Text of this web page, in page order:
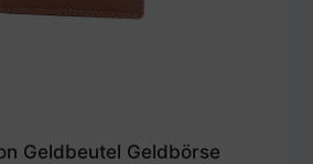
Geldbeutel Geldbörse